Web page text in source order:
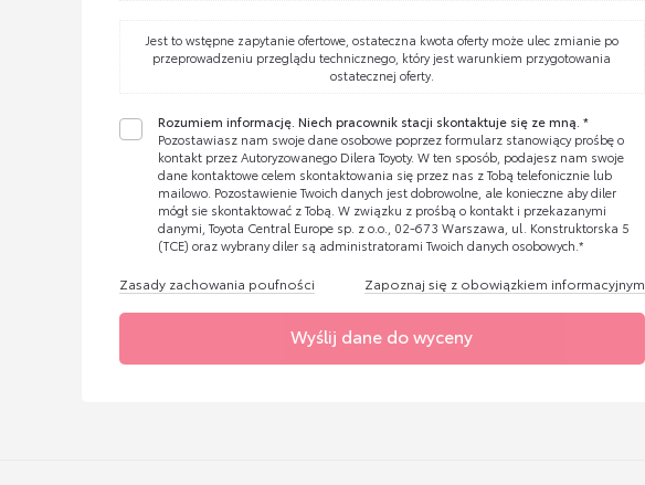
Jest to wstępne zapytanie ofertowe, ostateczna kwota oferty może ulec zmianie po
przeprowadzeniu przeglądu technicznego, który jest warunkiem przygotowania
ostatecznej oferty.
Rozumiem informację. Niech pracownik stacji skontaktuje się ze mną. *
Pozostawiasz nam swoje dane osobowe poprzez formularz stanowiący prośbę o
kontakt przez Autoryzowanego Dilera Toyoty. W ten sposób, podajesz nam swoje
dane kontaktowe celem skontaktowania się przez nas z Tobą telefonicznie lub
mailowo. Pozostawienie Twoich danych jest dobrowolne, ale konieczne aby diler
mógł sie skontaktować z Tobą. W związku z prośbą o kontakt i przekazanymi
danymi, Toyota Central Europe sp. z o.o., 02-673 Warszawa, ul. Konstruktorska 5
(TCE) oraz wybrany diler są administratorami Twoich danych osobowych.*
Zasady zachowania poufności Zapoznaj się z obowiązkiem informacyjnym
Wyślij dane do wyceny